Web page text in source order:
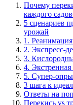
Почему
каждого
5 сценариев
урожай
1.
2. Экспресс-
3.
4.
5. Супер-
3 шага к
Ответы на
Перекись vs